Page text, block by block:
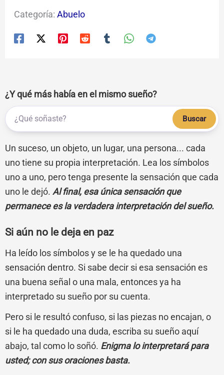
Categoría: Abuelo
¿Y qué más había en el mismo sueño?
Buscar
Un suceso, un objeto, un lugar, una persona... cada
uno tiene su propia interpretación. Lea los símbolos
uno a uno, pero tenga presente la sensación que cada
uno le dejó. Al final, esa única sensación que
permanece es la verdadera interpretación del sueño.
Si aún no le deja en paz
Ha leído los símbolos y se le ha quedado una
sensación dentro. Si sabe decir si esa sensación es
una buena señal o una mala, entonces ya ha
interpretado su sueño por su cuenta.
Pero si le resultó confuso, si las piezas no encajan, o
si le ha quedado una duda, escriba su sueño aquí
abajo, tal como lo soñó. Enigma lo interpretará para
usted; con sus oraciones basta.